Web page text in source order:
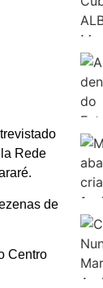
Rede
de
Centro